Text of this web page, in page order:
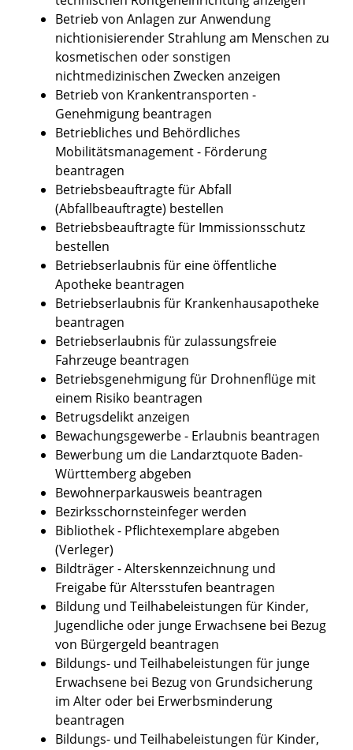
Betrieb von Anlagen zur Anwendung
nichtionisierender Strahlung am Menschen zu
kosmetischen oder sonstigen
nichtmedizinischen Zwecken anzeigen
Betrieb von Krankentransporten -
Genehmigung beantragen
Betriebliches und Behördliches
Mobilitätsmanagement - Förderung
beantragen
Betriebsbeauftragte für Abfall
(Abfallbeauftragte) bestellen
Betriebsbeauftragte für Immissionsschutz
bestellen
Betriebserlaubnis für eine öffentliche
Apotheke beantragen
Betriebserlaubnis für Krankenhausapotheke
beantragen
Betriebserlaubnis für zulassungsfreie
Fahrzeuge beantragen
Betriebsgenehmigung für Drohnenflüge mit
einem Risiko beantragen
Betrugsdelikt anzeigen
Bewachungsgewerbe - Erlaubnis beantragen
Bewerbung um die Landarztquote Baden-
Württemberg abgeben
Bewohnerparkausweis beantragen
Bezirksschornsteinfeger werden
Bibliothek - Pflichtexemplare abgeben
(Verleger)
Bildträger - Alterskennzeichnung und
Freigabe für Altersstufen beantragen
Bildung und Teilhabeleistungen für Kinder,
Jugendliche oder junge Erwachsene bei Bezug
von Bürgergeld beantragen
Bildungs- und Teilhabeleistungen für junge
Erwachsene bei Bezug von Grundsicherung
im Alter oder bei Erwerbsminderung
beantragen
Bildungs- und Teilhabeleistungen für Kinder,